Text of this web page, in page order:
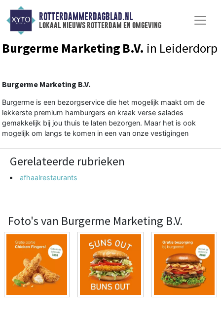
ROTTERDAMMERDAGBLAD.NL
lokaal nieuws rotterdam en omgeving
Burgerme Marketing B.V. in Leiderdorp
Burgerme Marketing B.V.
Burgerme is een bezorgservice die het mogelijk maakt om de
lekkerste premium hamburgers en kraak verse salades
gemakkelijk bij jou thuis te laten bezorgen. Maar het is ook
mogelijk om langs te komen in een van onze vestigingen
Gerelateerde rubrieken
afhaalrestaurants
Foto's van Burgerme Marketing B.V.